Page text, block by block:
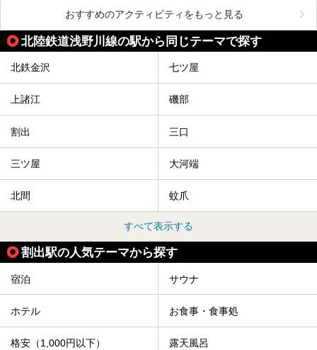
おすすめのアクティビティをもっと見る
北陸鉄道浅野川線の駅から同じテーマで探す
北鉄金沢 七ツ屋
上諸江 磯部
割出 三口
三ツ屋 大河端
北間 蚊爪
すべて表示する
割出駅の人気テーマから探す
宿泊 サウナ
ホテル お食事・食事処
格安（1,000円以下） 露天風呂